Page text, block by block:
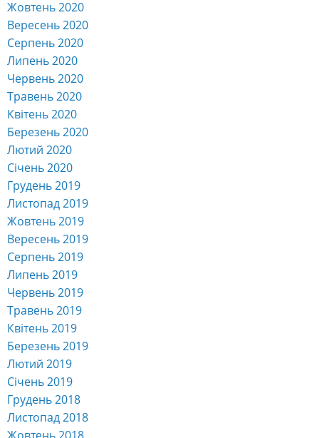
Жовтень 2020
Вересень 2020
Серпень 2020
Липень 2020
Червень 2020
Травень 2020
Квітень 2020
Березень 2020
Лютий 2020
Січень 2020
Грудень 2019
Листопад 2019
Жовтень 2019
Вересень 2019
Серпень 2019
Липень 2019
Червень 2019
Травень 2019
Квітень 2019
Березень 2019
Лютий 2019
Січень 2019
Грудень 2018
Листопад 2018